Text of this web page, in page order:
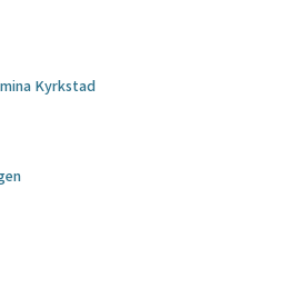
Kyrkstad